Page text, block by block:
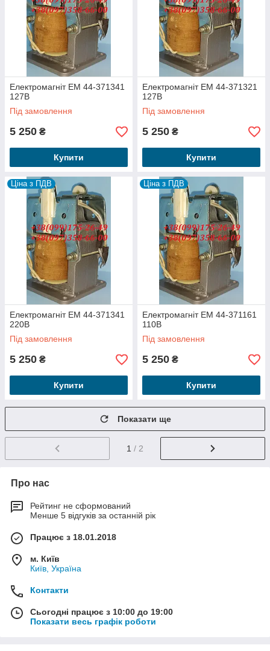
Електромагніт ЕМ 44-371341
127В
Під замовлення
5 250 ₴
Купити
Електромагніт ЕМ 44-371321
127В
Під замовлення
5 250 ₴
Купити
Ціна з ПДВ
Електромагніт ЕМ 44-371341
220В
Під замовлення
5 250 ₴
Купити
Ціна з ПДВ
Електромагніт ЕМ 44-371161
110В
Під замовлення
5 250 ₴
Купити
Показати ще
1 / 2
Про нас
Рейтинг не сформований
Менше 5 відгуків за останній рік
Працює з 18.01.2018
м. Київ
Київ, Україна
Контакти
Сьогодні працює з 10:00 до 19:00
Показати весь графік роботи